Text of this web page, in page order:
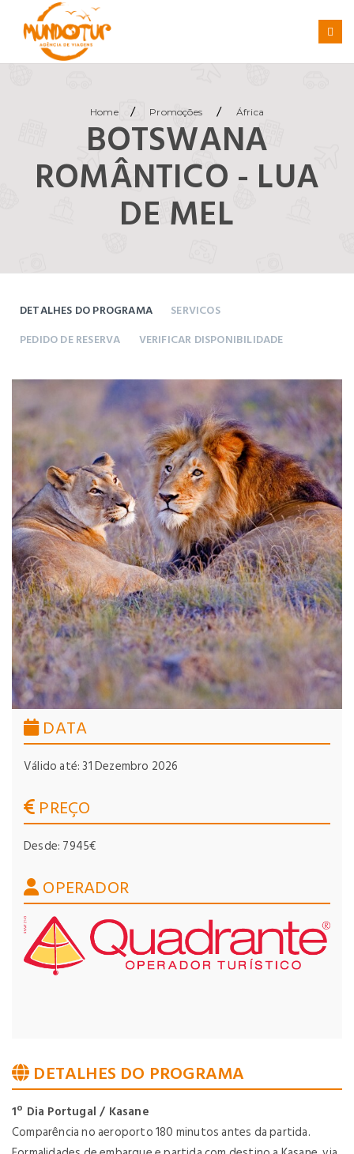
Home / Promoções / África
BOTSWANA
ROMÂNTICO - LUA
DE MEL
DETALHES DO PROGRAMA
SERVICOS
PEDIDO DE RESERVA
VERIFICAR DISPONIBILIDADE
DATA
Válido até: 31 Dezembro 2026
PREÇO
Desde: 7945€
OPERADOR
DETALHES DO PROGRAMA
1º Dia Portugal / Kasane
Comparência no aeroporto 180 minutos antes da partida.